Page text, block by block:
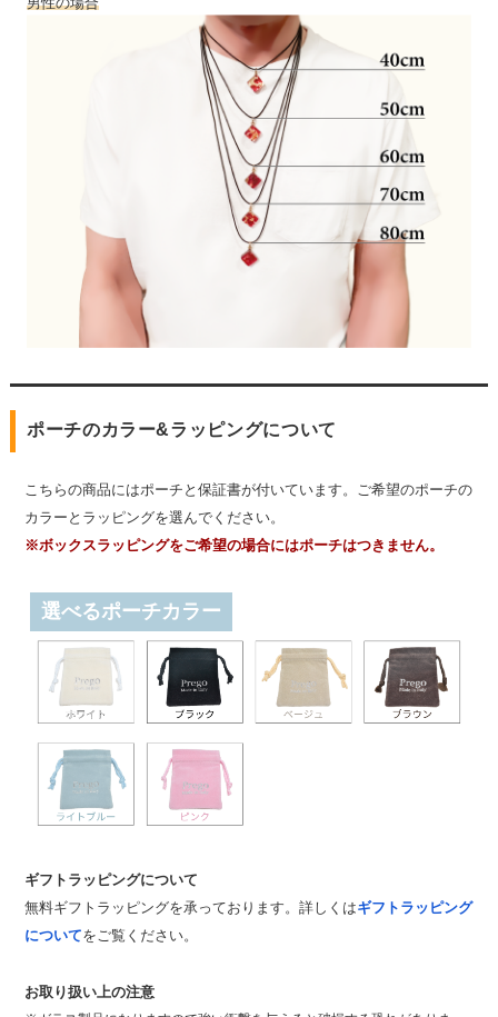
ポーチのカラー&ラッピングについて
こちらの商品にはポーチと保証書が付いています。ご希望のポーチの
カラーとラッピングを選んでください。
※ボックスラッピングをご希望の場合にはポーチはつきません。
選べるポーチカラー
ギフトラッピングについて
無料ギフトラッピングを承っております。詳しくはギフトラッピング
についてをご覧ください。
お取り扱い上の注意